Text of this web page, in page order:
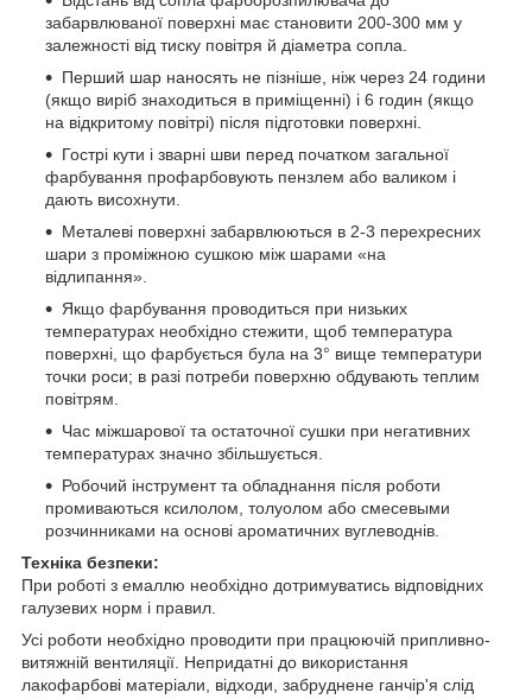
забарвлюваної поверхні має становити 200-300 мм у
залежності від тиску повітря й діаметра сопла.
Перший шар наносять не пізніше, ніж через 24 години
(якщо виріб знаходиться в приміщенні) і 6 годин (якщо
на відкритому повітрі) після підготовки поверхні.
Гострі кути і зварні шви перед початком загальної
фарбування профарбовують пензлем або валиком і
дають висохнути.
Металеві поверхні забарвлюються в 2-3 перехресних
шари з проміжною сушкою між шарами «на
відлипання».
Якщо фарбування проводиться при низьких
температурах необхідно стежити, щоб температура
поверхні, що фарбується була на 3° вище температури
точки роси; в разі потреби поверхню обдувають теплим
повітрям.
Час міжшарової та остаточної сушки при негативних
температурах значно збільшується.
Робочий інструмент та обладнання після роботи
промиваються ксилолом, толуолом або смесевыми
розчинниками на основі ароматичних вуглеводнів.
Техніка безпеки:
При роботі з емаллю необхідно дотримуватись відповідних
галузевих норм і правил.
Усі роботи необхідно проводити при працюючій припливно-
витяжній вентиляції. Непридатні до використання
лакофарбові матеріали, відходи, забруднене ганчір'я слід